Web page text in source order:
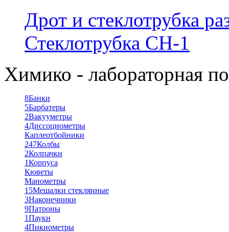
Дрот и стеклотрубка
Стеклотрубка СН-1
Химико - лабораторная
8Банки
5Барбатеры
2Вакууметры
4Диссоциометры
Каплеотбойники
247Колбы
2Колпачки
1Корпуса
Кюветы
Манометры
15Мешалки стеклянные
3Наконечники
9Патроны
1Пауки
4Пикнометры